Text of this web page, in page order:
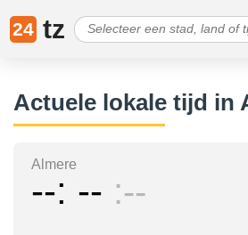
24 tz
Actuele lokale tijd in
Almere
-- -- --